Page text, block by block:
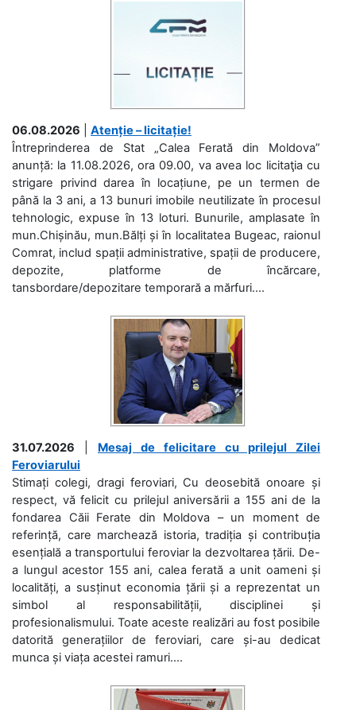
06.08.2026
Atenție – licitație!
Întreprinderea de Stat „Calea Ferată din Moldova”
anunță: la 11.08.2026, ora 09.00, va avea loc licitaţia cu
strigare privind darea în locațiune, pe un termen de
până la 3 ani, a 13 bunuri imobile neutilizate în procesul
tehnologic, expuse în 13 loturi. Bunurile, amplasate în
mun.Chișinău, mun.Bălți și în localitatea Bugeac, raionul
Comrat, includ spații administrative, spații de producere,
depozite, platforme de încărcare,
tansbordare/depozitare temporară a mărfuri....
31.07.2026
Mesaj de felicitare cu prilejul Zilei
Feroviarului
Stimați colegi, dragi feroviari, Cu deosebită onoare și
respect, vă felicit cu prilejul aniversării a 155 ani de la
fondarea Căii Ferate din Moldova – un moment de
referință, care marchează istoria, tradiția și contribuția
esențială a transportului feroviar la dezvoltarea țării. De-
a lungul acestor 155 ani, calea ferată a unit oameni și
localități, a susținut economia țării și a reprezentat un
simbol al responsabilității, disciplinei și
profesionalismului. Toate aceste realizări au fost posibile
datorită generațiilor de feroviari, care și-au dedicat
munca și viața acestei ramuri....